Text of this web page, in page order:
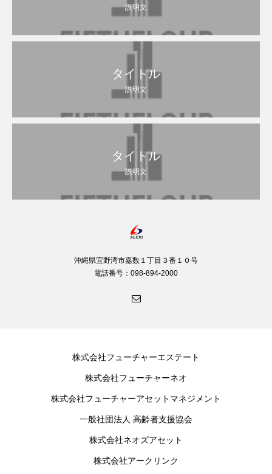
説明文
タイトル
説明文
タイトル
説明文
沖縄県宜野湾市嘉数１丁目３番１０号
電話番号：098-894-2000
株式会社フューチャーエステート
株式会社フューチャーネオ
株式会社フューチャーアセットマネジメント
一般社団法人 高齢者支援協会
株式会社ネオズアセット
株式会社アークリンク